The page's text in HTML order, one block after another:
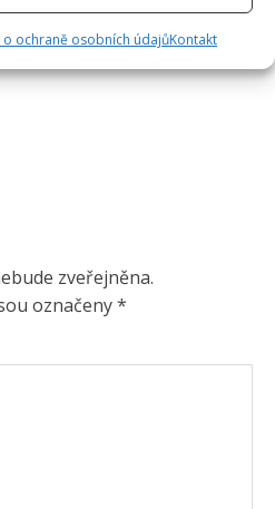
o ochraně osobních údajůKontakt
zveřejněna.
označeny*